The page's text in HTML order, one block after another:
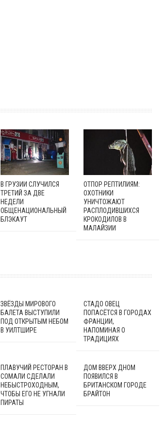
В ГРУЗИИ СЛУЧИЛСЯ
ТРЕТИЙ ЗА ДВЕ
НЕДЕЛИ
ОБЩЕНАЦИОНАЛЬНЫЙ
БЛЭКАУТ
ОТПОР РЕПТИЛИЯМ:
ОХОТНИКИ
УНИЧТОЖАЮТ
РАСПЛОДИВШИХСЯ
КРОКОДИЛОВ В
МАЛАЙЗИИ
ЗВЁЗДЫ МИРОВОГО
БАЛЕТА ВЫСТУПИЛИ
ПОД ОТКРЫТЫМ НЕБОМ
В УИЛТШИРЕ
СТАДО ОВЕЦ
ПОПАСЁТСЯ В ГОРОДАХ
ФРАНЦИИ,
НАПОМИНАЯ О
ТРАДИЦИЯХ
ПЛАВУЧИЙ РЕСТОРАН В
СОМАЛИ СДЕЛАЛИ
НЕБЫСТРОХОДНЫМ,
ЧТОБЫ ЕГО НЕ УГНАЛИ
ПИРАТЫ
ДОМ ВВЕРХ ДНОМ
ПОЯВИЛСЯ В
БРИТАНСКОМ ГОРОДЕ
БРАЙТОН